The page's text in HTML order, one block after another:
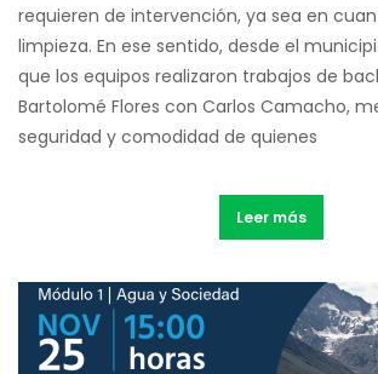
requieren de intervención, ya sea en
limpieza. En ese sentido, desde el
que los equipos realizaron trabajos de
Bartolomé Flores con Carlos Camacho,
seguridad y comodidad de quienes
Leer más